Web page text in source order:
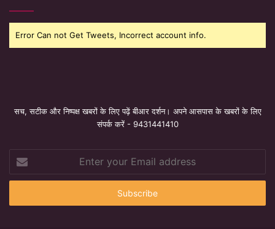
Error Can not Get Tweets, Incorrect account info.
सच, सटीक और निष्पक्ष खबरों के लिए पढ़ें बीआर दर्शन। अपने आसपास के खबरों के लिए
संपर्क करें - 9431441410
your
Email